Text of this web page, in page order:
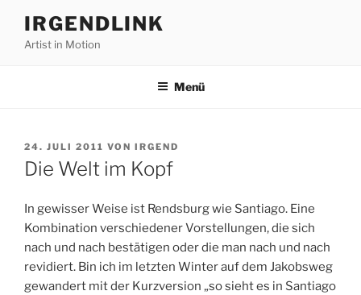
Inhalt
springen
IRGENDLINK
Artist in Motion
Menü
VERÖFFENTLICHT
AM
24. JULI 2011 VON IRGEND
Die Welt im Kopf
In gewisser Weise ist Rendsburg wie Santiago. Eine
Kombination verschiedener Vorstellungen, die sich
nach und nach bestätigen oder die man nach und nach
revidiert. Bin ich im letzten Winter auf dem Jakobsweg
gewandert mit der Kurzversion „so sieht es in Santiago